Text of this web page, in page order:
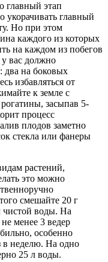
главный этап
главный
Но при этом
каждого из которых
на каждом из побегов
вас должно
два на боковых
избавляться от
к земле с
засыпав 5-
процесс
плодов заметно
стекла или фанеры
растений,
это можно
смешайте 20 г
чистой воды. На
менее 3 ведер
особенно
в неделю. На одно
25 л воды.